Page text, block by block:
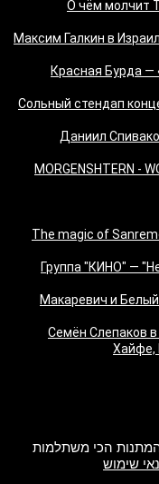
«О чём молчит
Максим Галкин в
Красная Бурда —
"Сольный стендап
"Даниил
MORGENSHTERN -
"The magic of
Группа "КИНО" —
Макаревич и
Семён Слепаков
Хайфе,
הכי משתלמות
שימוש